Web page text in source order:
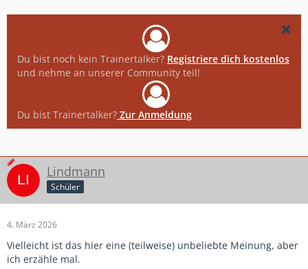
Du bist noch kein Trainertalker? Registriere dich kostenlos
und nehme an unserer Community teil!
Du bist Trainertalker? Zur Anmeldung
Lindmann
Schüler
4. März 2026
Vielleicht ist das hier eine (teilweise) unbeliebte Meinung, aber
ich erzähle mal.